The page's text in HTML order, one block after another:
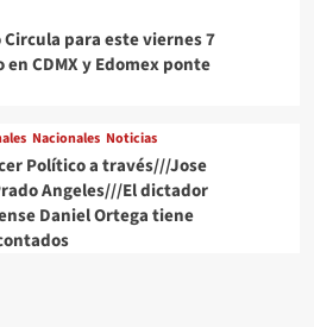
Circula para este viernes 7
en CDMX y Edomex ponte
Nacionales Noticias
Político a través///Jose
Angeles///El dictador
Daniel Ortega tiene